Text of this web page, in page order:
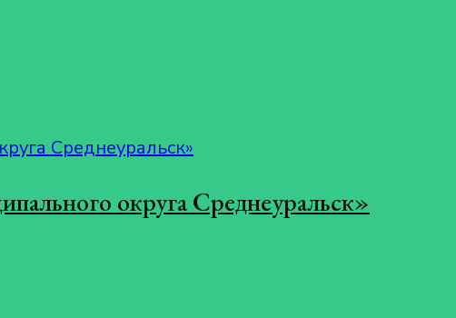
округа Среднеуральск»